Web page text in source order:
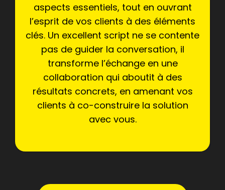
aspects essentiels, tout en ouvrant
l’esprit de vos clients à des éléments
clés. Un excellent script ne se contente
pas de guider la conversation, il
transforme l’échange en une
collaboration qui aboutit à des
résultats concrets, en amenant vos
clients à co-construire la solution
avec vous.